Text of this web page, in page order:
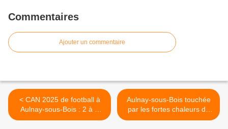
Commentaires
Ajouter un commentaire
< CAN 2025 de football à
Aulnay-sous-Bois : 2 à 2
entre la Côte d’Ivoire et la
Aulnay-sous-Bois touchée
par les fortes chaleurs du
mois de juin 2025 >